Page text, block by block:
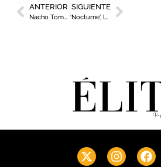
ANTERIOR
Nacho Tomás, presenta su primer libro `Impulsa tu Marca`
SIGUIENTE
‘Nocturne’, la exposición de Murcia Pasarela Mediterránea llega a la Plaza de Europa